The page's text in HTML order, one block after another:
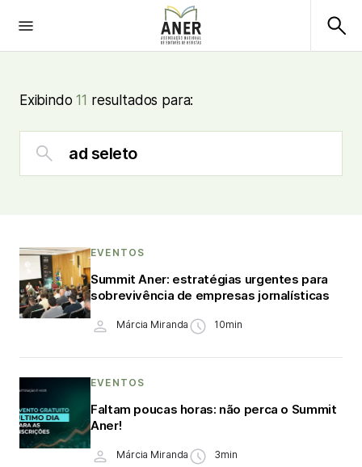
Exibindo11 resultados para:
EVENTOS
Summit Aner: estratégias urgentes para
sobrevivência de empresas jornalísticas
Márcia Miranda 10min
EVENTOS
Faltam poucas horas: não perca o Summit
Aner!
Márcia Miranda 3min